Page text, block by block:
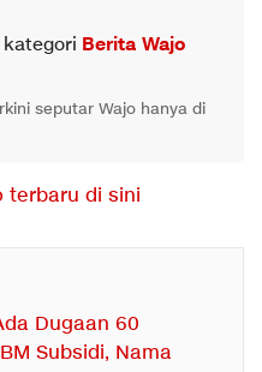
Berita Wajo
seputar Wajo hanya di
terbaru di sini
Dugaan 60
Subsidi, Nama